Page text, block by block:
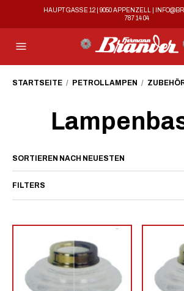
HAUPTGASSE 12 | 9050 APPENZELL |
787 14 04
STARTSEITE / PETROLLAMPEN /
FILTERS